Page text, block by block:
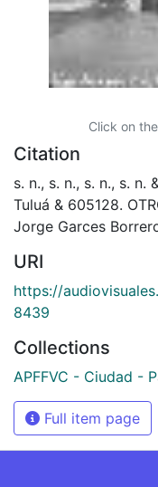
Click on
Citation
s. n., s. n., s. n., s. n.
Tuluá & 605128.
Jorge Garces
URI
https://
8439
Collections
APFFVC - Ciudad -
Full item page